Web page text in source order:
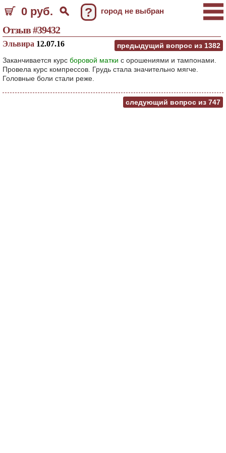
0 руб. ? город не выбран
Отзыв #39432
предыдущий вопрос из 1382
Эльвира 12.07.16
Заканчивается курс боровой матки с орошениями и тампонами.
Провела курс компрессов. Грудь стала значительно мягче.
Головные боли стали реже.
следующий вопрос из 747